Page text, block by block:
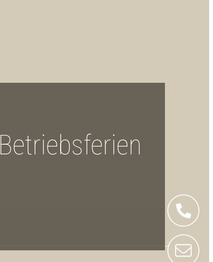
Betriebsferien